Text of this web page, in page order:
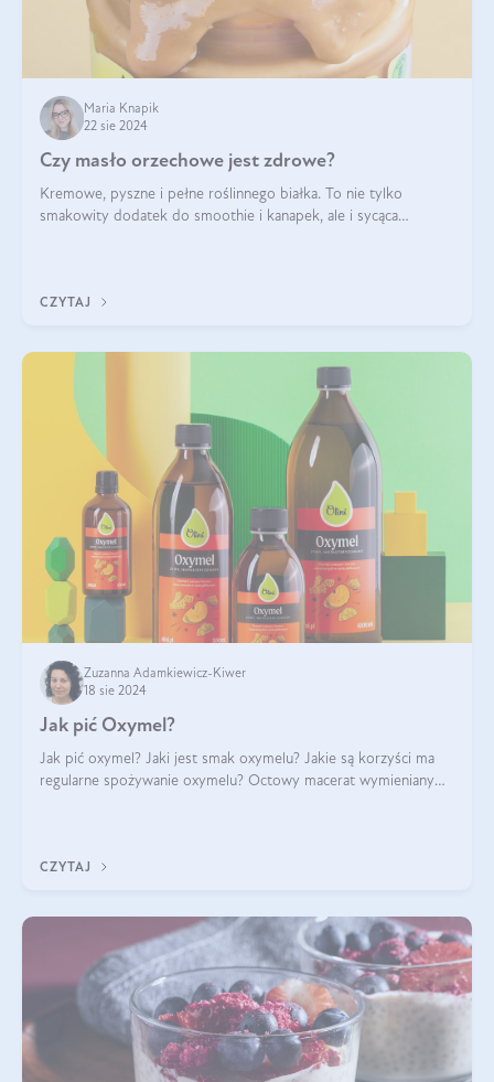
Maria Knapik
22 sie 2024
Czy masło orzechowe jest zdrowe?
Kremowe, pyszne i pełne roślinnego białka. To nie tylko
smakowity dodatek do smoothie i kanapek, ale i sycąca
CZYTAJ
Zuzanna Adamkiewicz-Kiwer
18 sie 2024
Jak pić Oxymel?
Jak pić oxymel? Jaki jest smak oxymelu? Jakie są korzyści ma
regularne spożywanie oxymelu? Octowy macerat wymieniany
CZYTAJ